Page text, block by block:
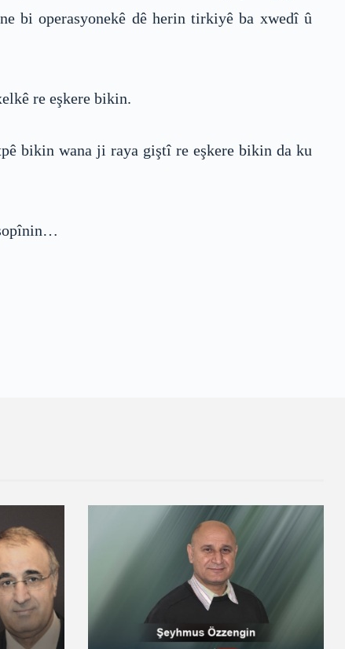
bi operasyonekê dê herin tirkiyê ba xwedî û
re eşkere bikin.
bikin wana ji raya giştî re eşkere bikin da ku